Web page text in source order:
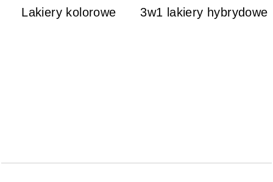
Lakiery kolorowe 3w1 lakiery hybrydowe